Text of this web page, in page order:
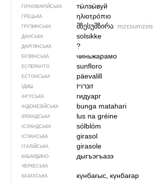
ГІРНОМАРІЙСЬКА тӹлзӹвуй
ГРЕЦЬКА ηλιοτρόπιο
ГРУЗИНСЬКА მზესუმზირა mzɛsumzirɑ
ДАНСЬКА solsikke
ДАРГИНСЬКА ?
ЕРЗЯНСЬКА чиньжарамо
ЕСПЕРАНТО sunfloro
ЕСТОНСЬКА päevalill
ЇДИШ זונרויז
ІНГУСЬКА гидуарг
ІНДОНЕЗІЙСЬКА bunga matahari
ІРЛАНДСЬКА lus na gréine
ІСЛАНДСЬКА sólblóm
ІСПАНСЬКА girasol
ІТАЛІЙСЬКА girasole
КАБАРДИНО-
ЧЕРКЕСЬКА
дыгъэгъазэ
КАЗАХСЬКА күнбағыс, күнбағар